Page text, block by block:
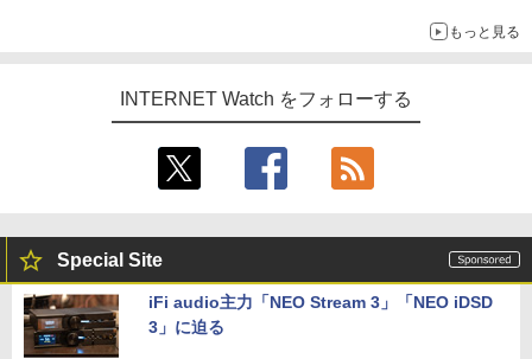
もっと見る
INTERNET Watch をフォローする
Special Site
iFi audio主力「NEO Stream 3」「NEO iDSD
3」に迫る